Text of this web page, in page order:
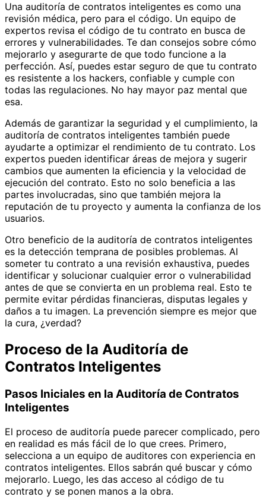
Una auditoría de contratos inteligentes es como una
revisión médica, pero para el código. Un equipo de
expertos revisa el código de tu contrato en busca de
errores y vulnerabilidades. Te dan consejos sobre cómo
mejorarlo y asegurarte de que todo funcione a la
perfección. Así, puedes estar seguro de que tu contrato
es resistente a los hackers, confiable y cumple con
todas las regulaciones. No hay mayor paz mental que
esa.
Además de garantizar la seguridad y el cumplimiento, la
auditoría de contratos inteligentes también puede
ayudarte a optimizar el rendimiento de tu contrato. Los
expertos pueden identificar áreas de mejora y sugerir
cambios que aumenten la eficiencia y la velocidad de
ejecución del contrato. Esto no solo beneficia a las
partes involucradas, sino que también mejora la
reputación de tu proyecto y aumenta la confianza de los
usuarios.
Otro beneficio de la auditoría de contratos inteligentes
es la detección temprana de posibles problemas. Al
someter tu contrato a una revisión exhaustiva, puedes
identificar y solucionar cualquier error o vulnerabilidad
antes de que se convierta en un problema real. Esto te
permite evitar pérdidas financieras, disputas legales y
daños a tu imagen. La prevención siempre es mejor que
la cura, ¿verdad?
Proceso de la Auditoría de
Contratos Inteligentes
Pasos Iniciales en la Auditoría de Contratos
Inteligentes
El proceso de auditoría puede parecer complicado, pero
en realidad es más fácil de lo que crees. Primero,
selecciona a un equipo de auditores con experiencia en
contratos inteligentes. Ellos sabrán qué buscar y cómo
mejorarlo. Luego, les das acceso al código de tu
contrato y se ponen manos a la obra.